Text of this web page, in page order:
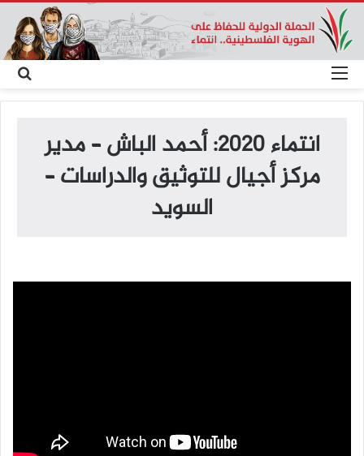
عن
انتماء 2020: أحمد الباش – مدير
مركز أجيال للتوثيق والدراسات –
السويد